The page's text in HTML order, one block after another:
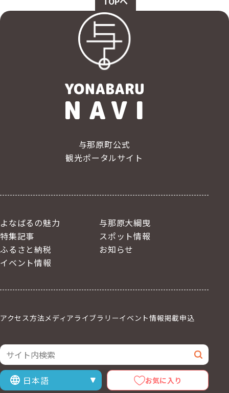
与那原町公式
観光ポータルサイト
よなばるの魅力
与那原大綱曳
特集記事
スポット情報
ふるさと納税
お知らせ
イベント情報
アクセス方法メディアライブラリーイベント情報掲載申込
サイト内検索
検索
表示言語を選択 お気に入り